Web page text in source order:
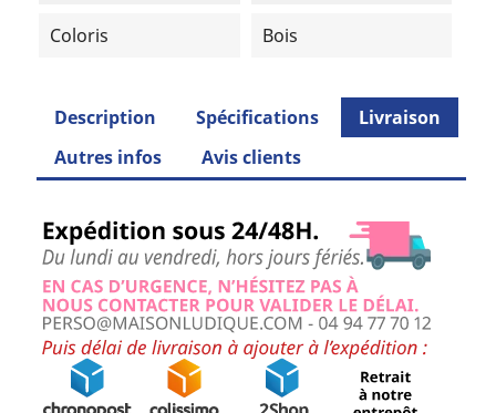
Coloris Bois
Description Spécifications
Livraison
Autres infos
Avis clients